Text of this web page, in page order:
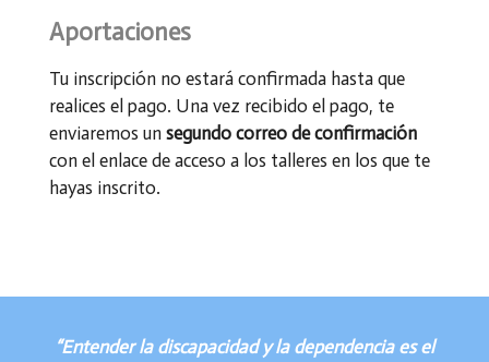
Aportaciones
Tu inscripción no estará confirmada hasta que
realices el pago. Una vez recibido el pago, te
enviaremos un segundo correo de confirmación
con el enlace de acceso a los talleres en los que te
hayas inscrito.
“Entender la discapacidad y la dependencia es el